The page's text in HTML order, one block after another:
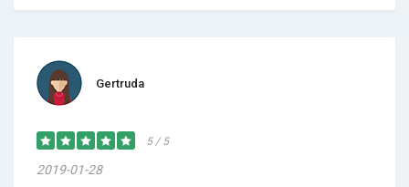
Gertruda
5 / 5
2019-01-28